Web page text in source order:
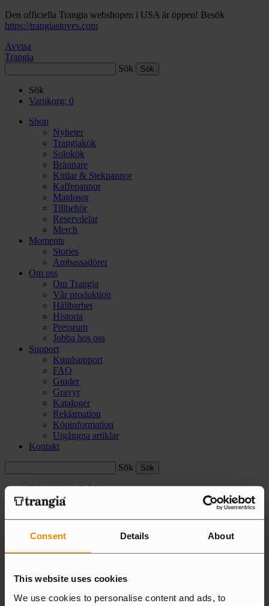
Consent Details About
This website uses cookies
We use cookies to personalise content and ads, to
Den officiella Trangia webshopen i USA är öppen! Besök
https://trangiastoves.com
Avvisa
Trangia
Sök
Sök
Varukorg: 0
Shop
Nyheter
Trangiakök
Solokök
Brännare
Kittlar & Stekpannor
Kaffepannor
Matdosor
Tillbehör
Reservdelar
Merch
Moments
Stories
Ambassadörer
Om oss
Om Trangia
Vår produktion
Hållbarhet
Historia
Pressrum
Jobba hos oss
Support
Kundsupport
FAQ
Guider
Gravyr
Kataloger
Reklamation
Köpinformation
Utgångna artiklar
Kontakt
Sök
Fabriksbutik & Museum
Trangia+
Köpinfo
Varukorg:
Nyheter
Solokök
Brännare
Kittlar & Stekpannor